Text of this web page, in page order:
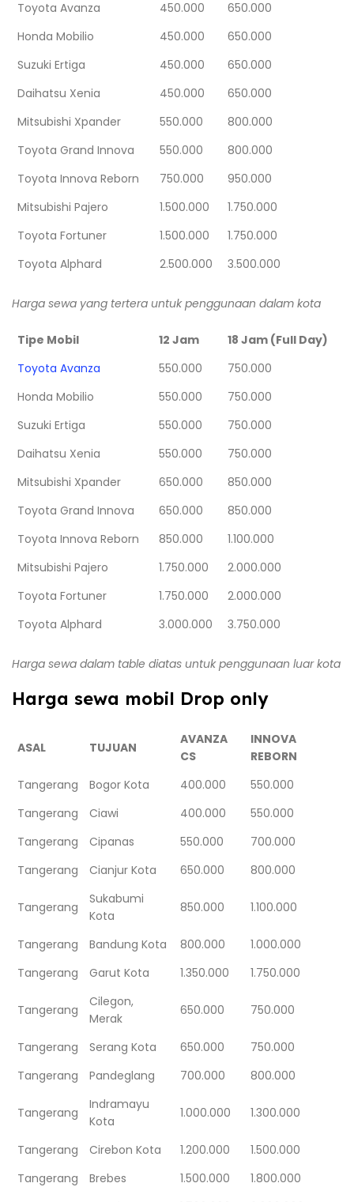
Toyota Avanza 450.000
650.000
Honda Mobilio
450.000
650.000
Suzuki Ertiga
450.000
650.000
Daihatsu Xenia
450.000
650.000
Mitsubishi Xpander
550.000
800.000
Toyota Grand Innova
550.000
800.000
Toyota Innova Reborn
750.000
950.000
Mitsubishi Pajero
1.500.000
1.750.000
Toyota Fortuner
1.500.000
1.750.000
Toyota Alphard
2.500.000 3.500.000
Harga sewa yang tertera untuk penggunaan dalam kota
Tipe Mobil 12 Jam
18 Jam (Full Day)
Toyota Avanza
550.000
750.000
Honda Mobilio
550.000
750.000
Suzuki Ertiga
550.000
750.000
Daihatsu Xenia
550.000
750.000
Mitsubishi Xpander
650.000
850.000
Toyota Grand Innova
650.000
850.000
Toyota Innova Reborn
850.000
1.100.000
Mitsubishi Pajero
1.750.000
2.000.000
Toyota Fortuner
1.750.000
2.000.000
Toyota Alphard
3.000.000 3.750.000
Harga sewa dalam table diatas untuk penggunaan luar kota
Harga sewa mobil Drop only
ASAL TUJUAN
AVANZA
CS
INNOVA
REBORN
Tangerang
Bogor Kota 400.000
550.000
Tangerang
Ciawi 400.000
550.000
Tangerang
Cipanas 550.000
700.000
Tangerang
Cianjur Kota 650.000 800.000
Tangerang
Sukabumi
Kota
850.000 1.100.000
Tangerang Bandung Kota 800.000
1.000.000
Tangerang
Garut Kota 1.350.000 1.750.000
Tangerang
Cilegon,
Merak
650.000 750.000
Tangerang Serang Kota 650.000
750.000
Tangerang
Pandeglang 700.000 800.000
Tangerang
Indramayu
Kota
1.000.000 1.300.000
Tangerang Cirebon Kota 1.200.000
1.500.000
Tangerang
Brebes 1.500.000
1.800.000